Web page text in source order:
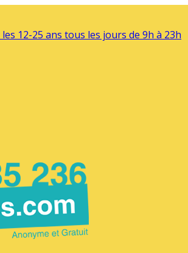
12-25 ans tous les jours de 9h à 23h